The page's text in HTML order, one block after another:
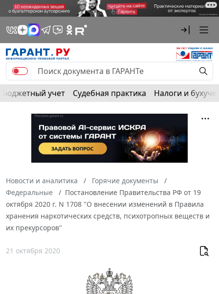
Бюджетный учет Судебная практика Налоги и
Новости и аналитика
Горячие документы
Федеральные
Постановление Правительства РФ от 19
октября 2020 г. N 1708 "О внесении изменений в Правила
хранения наркотических средств, психотропных веществ и
их прекурсоров"
21 октября 2020